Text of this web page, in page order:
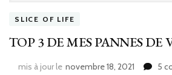
SLICE OF LIFE
TOP 3 DE MES PANNES DE
mis à jour le novembre 18, 2021 5